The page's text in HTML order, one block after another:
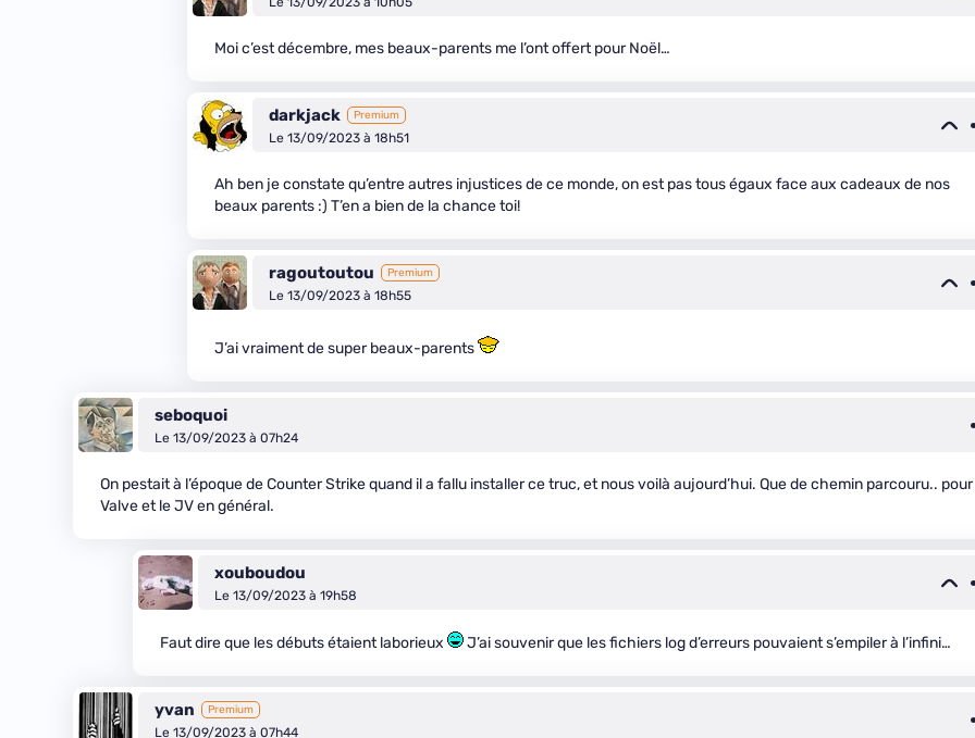
Moi c’est décembre, mes beaux-parents me l’ont offert pour Noël…
darkjack Premium
Le 13/09/2023 à 18h51
Ah ben je constate qu’entre autres injustices de ce monde, on est pas tous égaux face aux cadeaux de nos
beaux parents :) T’en a bien de la chance toi!
ragoutoutou Premium
Le 13/09/2023 à 18h55
J’ai vraiment de super beaux-parents
seboquoi
Le 13/09/2023 à 07h24
On pestait à l’époque de Counter Strike quand il a fallu installer ce truc, et nous voilà aujourd’hui. Que de chemin parcouru.. pour
Valve et le JV en général.
xouboudou
Le 13/09/2023 à 19h58
Faut dire que les débuts étaient laborieux J’ai souvenir que les fichiers log d’erreurs pouvaient s’empiler à l’infini…
yvan Premium
Le 13/09/2023 à 07h44